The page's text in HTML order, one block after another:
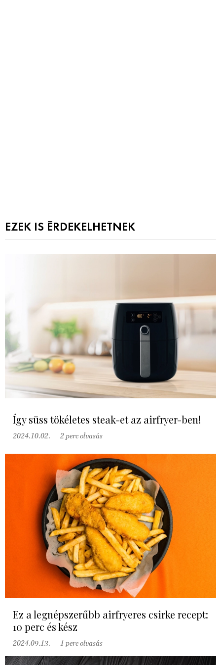
EZEK IS ÉRDEKELHETNEK
Így süss tökéletes steak-et az airfryer-ben!
2024.10.02. 2 perc olvasás
Ez a legnépszerűbb airfryeres csirke recept:
10 perc és kész
2024.09.13. 1 perc olvasás